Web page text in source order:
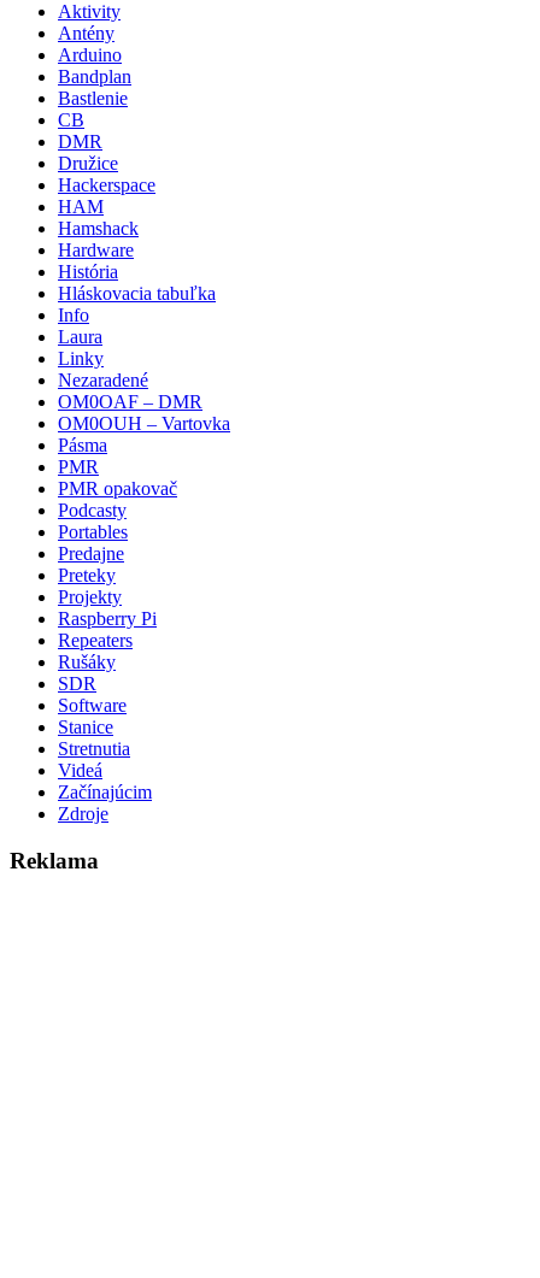
Aktivity
Antény
Arduino
Bandplan
Bastlenie
CB
DMR
Družice
Hackerspace
HAM
Hamshack
Hardware
História
Hláskovacia tabuľka
Info
Laura
Linky
Nezaradené
OM0OAF – DMR
OM0OUH – Vartovka
Pásma
PMR
PMR opakovač
Podcasty
Portables
Predajne
Preteky
Projekty
Raspberry Pi
Repeaters
Rušáky
SDR
Software
Stanice
Stretnutia
Videá
Začínajúcim
Zdroje
Reklama